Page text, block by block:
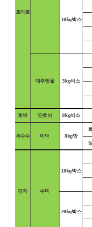
토마토
10kg박스
대추방울 3kg박스
호박 단호박 8kg박스
옥수수 미백 8kg망
감자 수미
10kg박스
20kg박스